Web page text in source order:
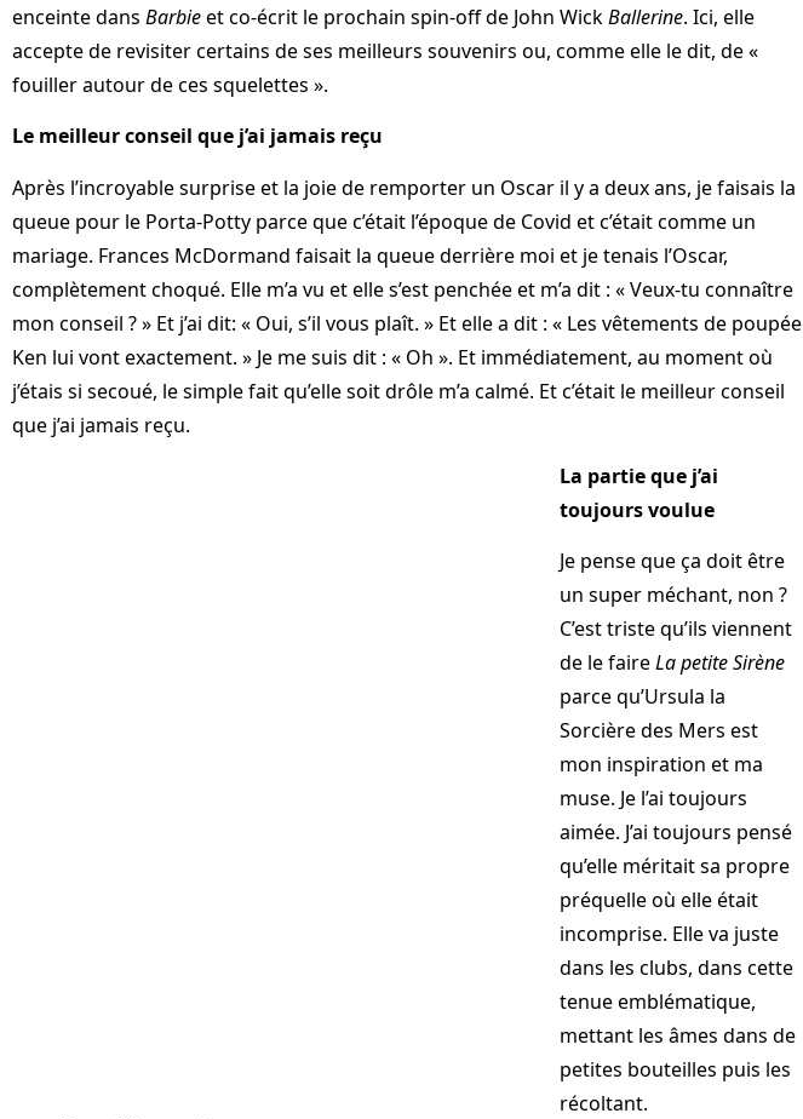
enceinte dans Barbieet co-écrit le prochain spin-off de John WickBallerine. Ici, elle
accepte de revisiter certains de ses meilleurs souvenirs ou, comme elle le dit, de «
fouiller autour de ces squelettes ».
Le meilleur conseil que j’ai jamais reçu
Après l’incroyable surprise et la joie de remporter un Oscar il y a deux ans, je faisais la
queue pour le Porta-Potty parce que c’était l’époque de Covid et c’était comme un
mariage. Frances McDormand faisait la queue derrière moi et je tenais l’Oscar,
complètement choqué. Elle m’a vu et elle s’est penchée et m’a dit : « Veux-tu connaître
mon conseil ? » Et j’ai dit: « Oui, s’il vous plaît. » Et elle a dit : « Les vêtements de poupée
Ken lui vont exactement. » Je me suis dit : « Oh ». Et immédiatement, au moment où
j’étais si secoué, le simple fait qu’elle soit drôle m’a calmé. Et c’était le meilleur conseil
que j’ai jamais reçu.
La partie que j’ai
toujours voulue
Je pense que ça doit être
un super méchant, non ?
C’est triste qu’ils viennent
de le faireLa petite Sirène
parce qu’Ursula la
Sorcière des Mers est
mon inspiration et ma
muse. Je l’ai toujours
aimée. J’ai toujours pensé
qu’elle méritait sa propre
préquelle où elle était
incomprise. Elle va juste
dans les clubs, dans cette
tenue emblématique,
mettant les âmes dans de
petites bouteilles puis les
récoltant.